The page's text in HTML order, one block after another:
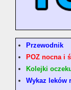
Przewodnik
POZ nocna i
Kolejki
Wykaz leków